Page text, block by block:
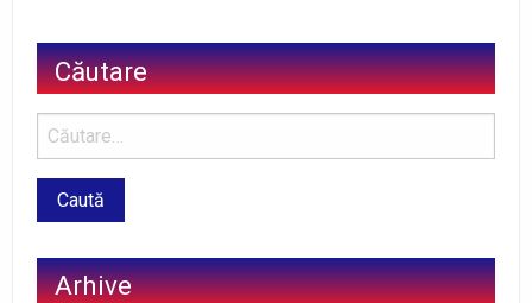
Căutare
Arhive